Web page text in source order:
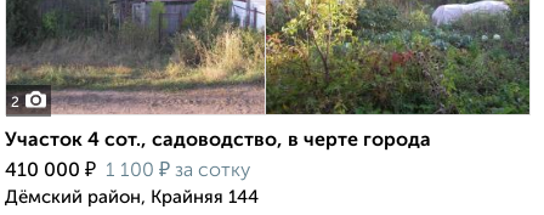
2
Участок 4 сот., садоводство, в черте города
410 000 ₽ 1 100 ₽ за сотку
Дёмский район, Крайняя 144